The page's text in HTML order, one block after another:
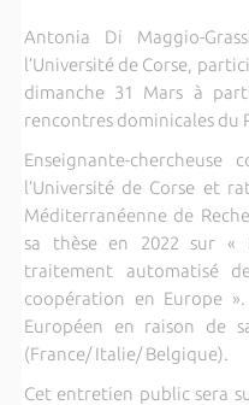
Antonia Di Maggio-
l’Université de Corse,
dimanche 31 Mars à
rencontres dominicales du
Enseignante-
l’Université de Corse et
Méditerranéenne de
sa thèse en 2022 sur «
traitement automatisé
coopération en Europe
Européen en raison de
(France/ Italie/ Belgique).
Cet entretien public sera